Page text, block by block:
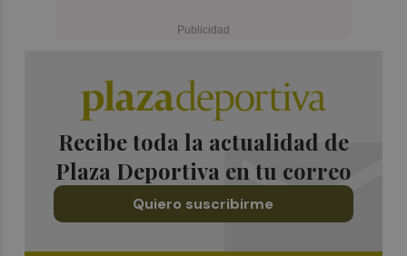
Recibe toda la actualidad de
Plaza Deportiva en tu correo
Quiero suscribirme